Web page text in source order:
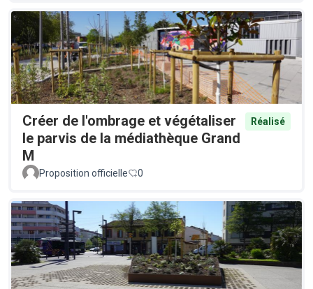
Créer de l'ombrage et végétaliser
le parvis de la médiathèque Grand
M
Réalisé
Proposition officielle 0